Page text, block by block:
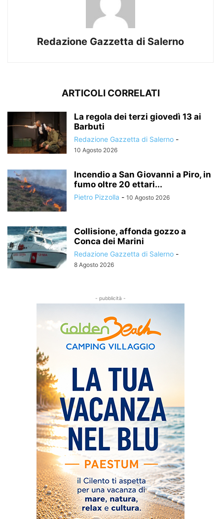
Redazione Gazzetta di Salerno
ARTICOLI CORRELATI
La regola dei terzi giovedì 13 ai
Barbuti
Redazione Gazzetta di Salerno -
10 Agosto 2026
Incendio a San Giovanni a Piro, in
fumo oltre 20 ettari...
Pietro Pizzolla - 10 Agosto 2026
Collisione, affonda gozzo a
Conca dei Marini
Redazione Gazzetta di Salerno -
8 Agosto 2026
- pubblicità -